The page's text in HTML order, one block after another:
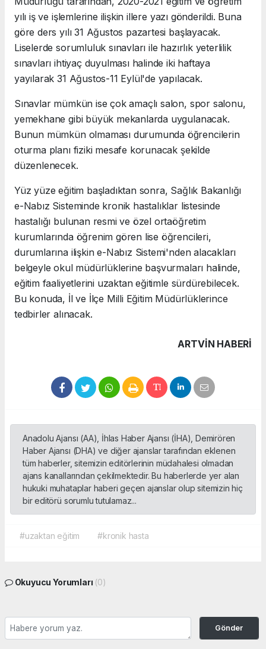
yılı iş ve işlemlerine ilişkin illere yazı gönderildi. Buna
göre ders yılı 31 Ağustos pazartesi başlayacak.
Liselerde sorumluluk sınavları ile hazırlık yeterlilik
sınavları ihtiyaç duyulması halinde iki haftaya
yayılarak 31 Ağustos-11 Eylül'de yapılacak.
Sınavlar mümkün ise çok amaçlı salon, spor salonu,
yemekhane gibi büyük mekanlarda uygulanacak.
Bunun mümkün olmaması durumunda öğrencilerin
oturma planı fiziki mesafe korunacak şekilde
düzenlenecek.
Yüz yüze eğitim başladıktan sonra, Sağlık Bakanlığı
e-Nabız Sisteminde kronik hastalıklar listesinde
hastalığı bulunan resmi ve özel ortaöğretim
kurumlarında öğrenim gören lise öğrencileri,
durumlarına ilişkin e-Nabız Sistemi'nden alacakları
belgeyle okul müdürlüklerine başvurmaları halinde,
eğitim faaliyetlerini uzaktan eğitimle sürdürebilecek.
Bu konuda, İl ve İlçe Milli Eğitim Müdürlüklerince
tedbirler alınacak.
ARTVIN HABERİ
Anadolu Ajansı (AA), İhlas Haber Ajansı (İHA), Demirören
Haber Ajansı (DHA) ve diğer ajanslar tarafından eklenen
tüm haberler, sitemizin editörlerinin müdahalesi olmadan
ajans kanallarından çekilmektedir. Bu haberlerde yer alan
hukuki muhataplar haberi geçen ajanslar olup sitemizin hiç
bir editörü sorumlu tutulamaz...
#uzaktan eğitim #kronik hasta
Okuyucu Yorumları (0)
Gönder